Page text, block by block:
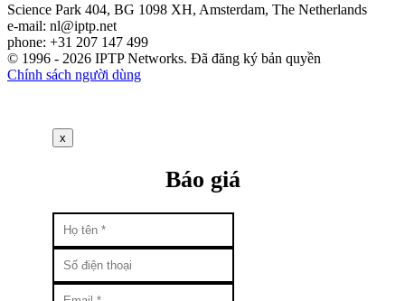
Science Park 404, BG 1098 XH, Amsterdam, The Netherlands
e-mail: nl
iptp.net
phone: +31 207 147 499
© 1996 - 2026 IPTP Networks. Đã đăng ký bản quyền
Chính sách người dùng
x
Báo giá